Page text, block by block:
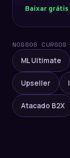
Baixar
NOSSOS CURSOS
ML Ultimate
Upseller
Atacado B2X